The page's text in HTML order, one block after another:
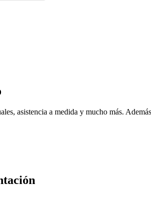
asistencia a medida y mucho más.